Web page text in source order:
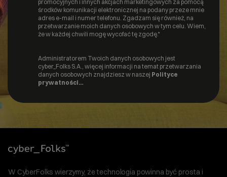
promocyjnych i innych akcjach marketingowych za pomocą
środków komunikacji elektronicznej na podany przeze mnie
adres e-mail i numer telefonu. Zgadzam się również, na
przetwarzanie moich danych osobowych w tym celu. Wiem,
że w każdej chwili mogę wycofać tę zgodę.*
Administratorem Twoich danych osobowych jest
cyber_Folks S.A., więcej informacji na temat przetwarzania
danych osobowych znajdziesz w naszej Polityce
prywatności…
W CyberFolks wierzymy, że technologia powinna być prosta i